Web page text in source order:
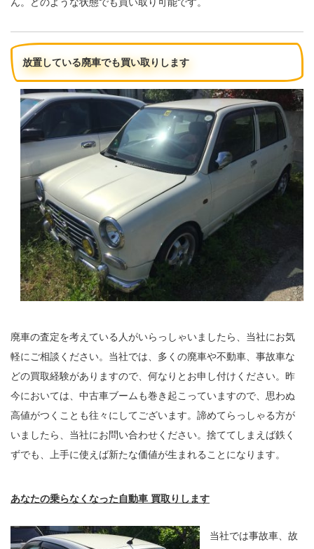
放置している廃車でも買い取りします
廃車の査定を考えている人がいらっしゃいましたら、当社にお気
軽にご相談ください。当社では、多くの廃車や不動車、事故車な
どの買取経験がありますので、何なりとお申し付けください。昨
今においては、中古車ブームも巻き起こっていますので、思わぬ
高値がつくことも往々にしてございます。諦めてらっしゃる方が
いましたら、当社にお問い合わせください。捨ててしまえば鉄く
ずでも、上手に使えば新たな価値が生まれることになります。
あなたの乗らなくなった自動車 買取りします
当社では事故車、故